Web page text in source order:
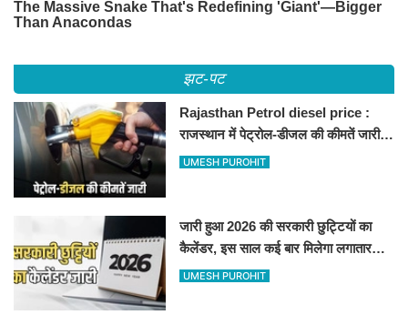
झट-पट
Rajasthan Petrol diesel price :
राजस्थान में पेट्रोल-डीजल की कीमतें जारी,
जानिए बीकानेर समेत पुरे प्रदेश में नए रेट
UMESH PUROHIT
जारी हुआ 2026 की सरकारी छुट्टियों का
कैलेंडर, इस साल कई बार मिलेगा लगातार
अवकाश, देखें
UMESH PUROHIT